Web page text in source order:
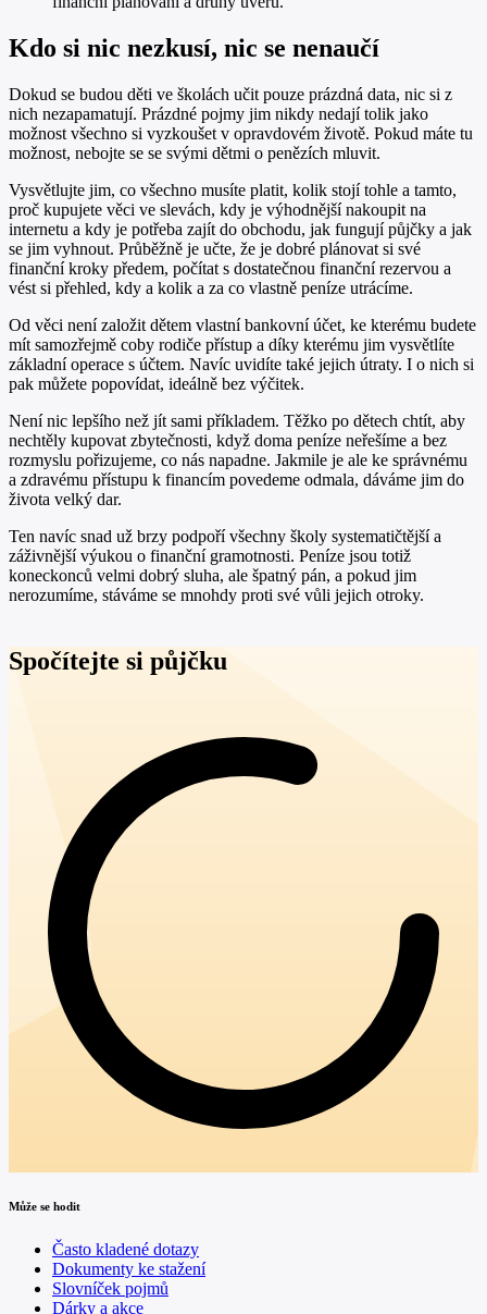
Kdo si nic nezkusí, nic se nenaučí
Dokud se budou děti ve školách učit pouze prázdná data, nic si z
nich nezapamatují. Prázdné pojmy jim nikdy nedají tolik jako
možnost všechno si vyzkoušet v opravdovém životě. Pokud máte tu
možnost, nebojte se se svými dětmi o penězích mluvit.
Vysvětlujte jim, co všechno musíte platit, kolik stojí tohle a tamto,
proč kupujete věci ve slevách, kdy je výhodnější nakoupit na
internetu a kdy je potřeba zajít do obchodu, jak fungují půjčky a jak
se jim vyhnout. Průběžně je učte, že je dobré plánovat si své
finanční kroky předem, počítat s dostatečnou finanční rezervou a
vést si přehled, kdy a kolik a za co vlastně peníze utrácíme.
Od věci není založit dětem vlastní bankovní účet, ke kterému budete
mít samozřejmě coby rodiče přístup a díky kterému jim vysvětlíte
základní operace s účtem. Navíc uvidíte také jejich útraty. I o nich si
pak můžete popovídat, ideálně bez výčitek.
Není nic lepšího než jít sami příkladem. Těžko po dětech chtít, aby
nechtěly kupovat zbytečnosti, když doma peníze neřešíme a bez
rozmyslu pořizujeme, co nás napadne. Jakmile je ale ke správnému
a zdravému přístupu k financím povedeme odmala, dáváme jim do
života velký dar.
Ten navíc snad už brzy podpoří všechny školy systematičtější a
záživnější výukou o finanční gramotnosti. Peníze jsou totiž
koneckonců velmi dobrý sluha, ale špatný pán, a pokud jim
nerozumíme, stáváme se mnohdy proti své vůli jejich otroky.
Spočítejte si půjčku
Může se hodit
Často kladené dotazy
Dokumenty ke stažení
Slovníček pojmů
Dárky a akce